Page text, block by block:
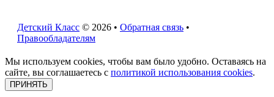
Детский Класс © 2026 • Обратная связь •
Правообладателям
Мы используем cookies, чтобы вам было удобно. Оставаясь на
сайте, вы соглашаетесь с политикой использования cookies.
ПРИНЯТЬ